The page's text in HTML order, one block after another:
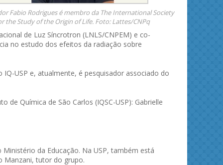
Fabio Rodrigues é membro da The International Society
the Study of the Origin of Life. Foto: Lattes/CNPq
de Luz Síncrotron (LNLS/CNPEM) e co-
no estudo dos efeitos da radiação sobre
USP e, atualmente, é pesquisador associado do
Química de São Carlos (IQSC-USP): Gabrielle
da Educação. Na USP, também está
Manzani, tutor do grupo.